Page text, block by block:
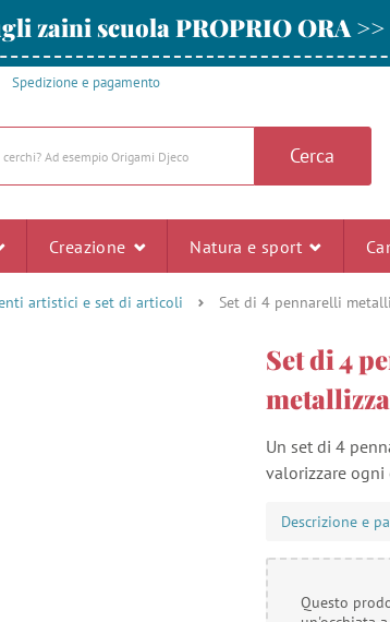
zaini scuola PROPRIO ORA >>
Spedizione e pagamento
Cerca
Creazione Natura e sport
artistici e set di articoli Set di 4 pennarelli
Set di 4
Un set di 4
valorizzare ogni
Descrizione e
Questo